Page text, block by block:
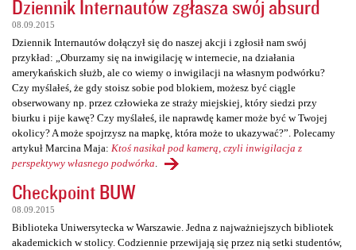
Dziennik Internautów zgłasza swój absurd
08.09.2015
Dziennik Internautów dołączył się do naszej akcji i zgłosił nam swój
przykład: „Oburzamy się na inwigilację w internecie, na działania
amerykańskich służb, ale co wiemy o inwigilacji na własnym podwórku?
Czy myślałeś, że gdy stoisz sobie pod blokiem, możesz być ciągle
obserwowany np. przez człowieka ze straży miejskiej, który siedzi przy
biurku i pije kawę? Czy myślałeś, ile naprawdę kamer może być w Twojej
okolicy? A może spojrzysz na mapkę, która może to ukazywać?”. Polecamy
artykuł Marcina Maja: Ktoś nasikał pod kamerą, czyli inwigilacja z
perspektywy własnego podwórka
Checkpoint BUW
08.09.2015
Biblioteka Uniwersytecka w Warszawie. Jedna z najważniejszych bibliotek
akademickich w stolicy. Codziennie przewijają się przez nią setki studentów,